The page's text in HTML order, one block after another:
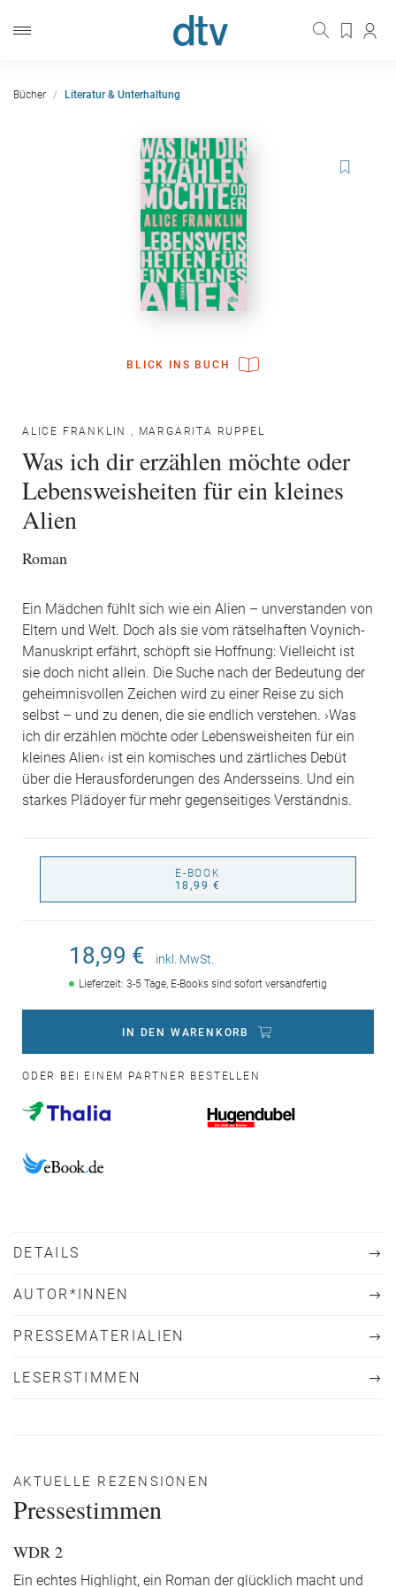
Bücher Literatur & Unterhaltung
BLICK INS BUCH
ALICE FRANKLIN , MARGARITA RUPPEL
Was ich dir erzählen möchte oder
Lebensweisheiten für ein kleines
Alien
Roman
Ein Mädchen fühlt sich wie ein Alien – unverstanden von
Eltern und Welt. Doch als sie vom rätselhaften Voynich-
Manuskript erfährt, schöpft sie Hoffnung: Vielleicht ist
sie doch nicht allein. Die Suche nach der Bedeutung der
geheimnisvollen Zeichen wird zu einer Reise zu sich
selbst – und zu denen, die sie endlich verstehen. ›Was
ich dir erzählen möchte oder Lebensweisheiten für ein
kleines Alien‹ ist ein komisches und zärtliches Debüt
über die Herausforderungen des Andersseins. Und ein
starkes Plädoyer für mehr gegenseitiges Verständnis.
E-BOOK
18,99 €
18,99 € inkl. MwSt.
Lieferzeit: 3-5 Tage, E-Books sind sofort versandfertig
IN DEN WARENKORB
ODER BEI EINEM PARTNER BESTELLEN
DETAILS
AUTOR*INNEN
PRESSEMATERIALIEN
LESERSTIMMEN
AKTUELLE REZENSIONEN
Pressestimmen
WDR 2
Ein echtes Highlight, ein Roman der glücklich macht und